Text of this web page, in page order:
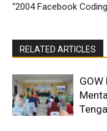
“2004 Facebook
RELATED ARTICLES